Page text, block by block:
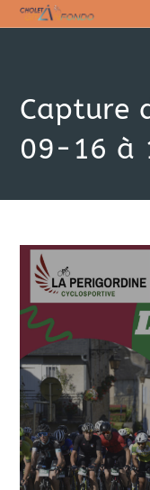
Skip
to
Capture
09-16 à